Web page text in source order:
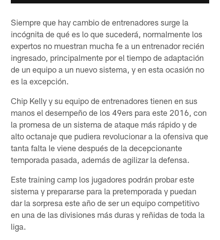
Siempre que hay cambio de entrenadores surge la
incógnita de qué es lo que sucederá, normalmente los
expertos no muestran mucha fe a un entrenador recién
ingresado, principalmente por el tiempo de adaptación
de un equipo a un nuevo sistema, y en esta ocasión no
es la excepción.
Chip Kelly y su equipo de entrenadores tienen en sus
manos el desempeño de los 49ers para este 2016, con
la promesa de un sistema de ataque más rápido y de
alto octanaje que pudiera revolucionar a la ofensiva que
tanta falta le viene después de la decepcionante
temporada pasada, además de agilizar la defensa.
Este training camp los jugadores podrán probar este
sistema y prepararse para la pretemporada y puedan
dar la sorpresa este año de ser un equipo competitivo
en una de las divisiones más duras y reñidas de toda la
liga.